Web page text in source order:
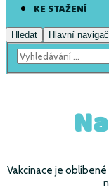
KE STAŽENÍ
Hledat Hlavní
Vakcinace je